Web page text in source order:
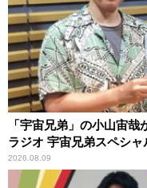
「宇宙兄弟」の小山宙
ラジオ 宇宙兄弟スペシャ
2026.08.09